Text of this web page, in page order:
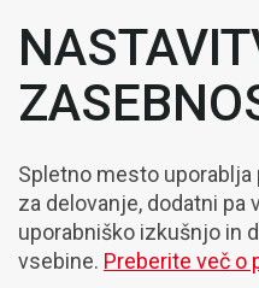
Spletno mesto
za delovanje, dodatni pa
uporabniško izkušnjo in
vsebine. Preberite več o